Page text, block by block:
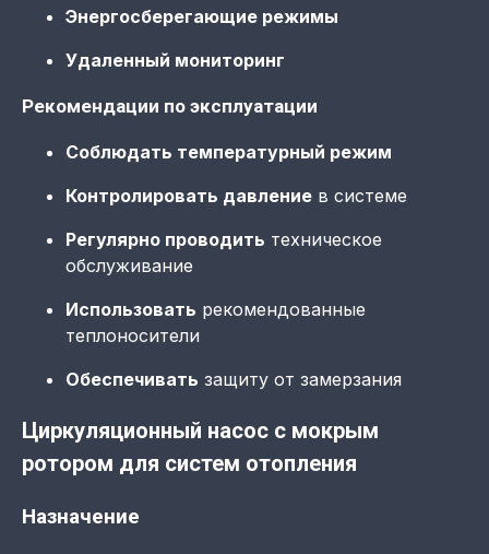
Энергосберегающие режимы
Удаленный мониторинг
Рекомендации по эксплуатации
Соблюдать температурный режим
Контролировать давление в системе
Регулярно проводить техническое
обслуживание
Использовать рекомендованные
теплоносители
Обеспечивать защиту от замерзания
Циркуляционный насос с мокрым
ротором для систем отопления
Назначение